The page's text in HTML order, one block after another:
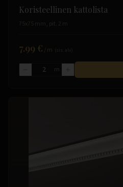
Koristeellinen kattolista
75x75 mm, pit. 2 m
7.99 € /m
m